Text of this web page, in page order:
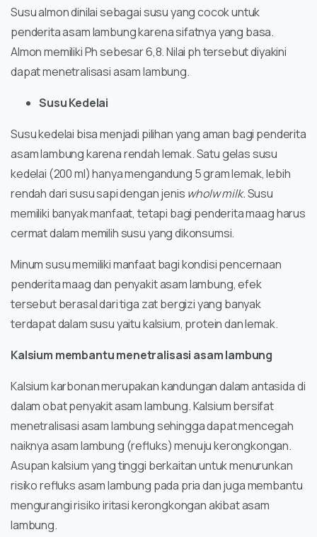
Susu almon dinilai sebagai susu yang cocok untuk
penderita asam lambung karena sifatnya yang basa.
Almon memiliki Ph sebesar 6,8. Nilai ph tersebut diyakini
dapat menetralisasi asam lambung.
Susu Kedelai
Susu kedelai bisa menjadi pilihan yang aman bagi penderita
asam lambung karena rendah lemak. Satu gelas susu
kedelai (200 ml) hanya mengandung 5 gram lemak, lebih
rendah dari susu sapi dengan jenis wholw milk.Susu
memiliki banyak manfaat, tetapi bagi penderita maag harus
cermat dalam memilih susu yang dikonsumsi.
Minum susu memiliki manfaat bagi kondisi pencernaan
penderita maag dan penyakit asam lambung, efek
tersebut berasal dari tiga zat bergizi yang banyak
terdapat dalam susu yaitu kalsium, protein dan lemak.
Kalsium membantu menetralisasi asam lambung
Kalsium karbonan merupakan kandungan dalam antasida di
dalam obat penyakit asam lambung. Kalsium bersifat
menetralisasi asam lambung sehingga dapat mencegah
naiknya asam lambung (refluks) menuju kerongkongan.
Asupan kalsium yang tinggi berkaitan untuk menurunkan
risiko refluks asam lambung pada pria dan juga membantu
mengurangi risiko iritasi kerongkongan akibat asam
lambung.